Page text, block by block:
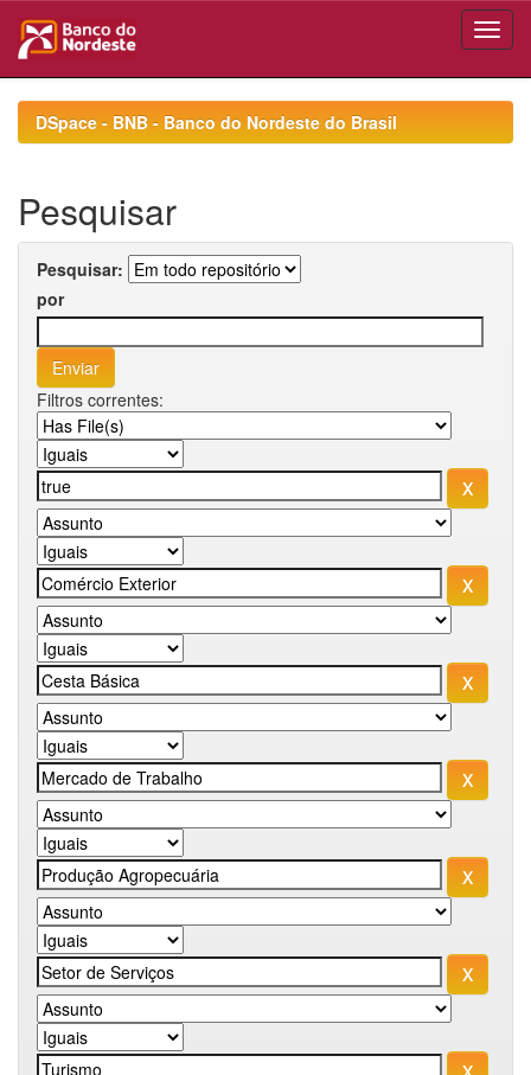
navigationDSpace - BNB - Banco do Nordeste do Brasil
Pesquisar
Pesquisar:
por
Filtros correntes: